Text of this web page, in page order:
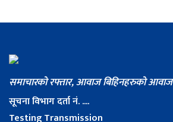
समाचारको रफ्तार, आवाज बिहिनहरुको आवाज
सूचना विभाग दर्ता नं. ....
Testing Transmission